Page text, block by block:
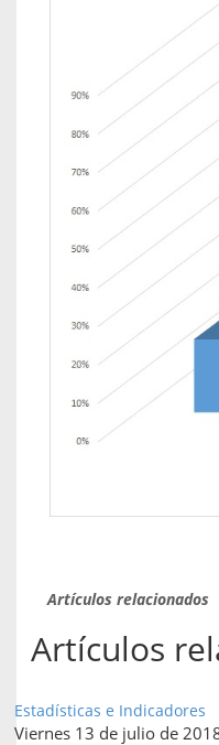
Artículos relacionados
Artículos
Estadísticas e Indicadores
Viernes 13 de julio de